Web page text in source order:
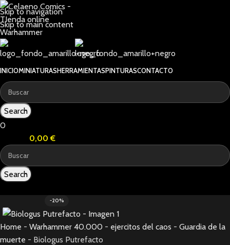
Skip to navigation
Skip to main content
INICIOMINIATURASHERRAMIENTASPINTURASCONTACTO
Search
0
0,00€
Search
-20%
Home - Warhammer 40.000 - ejercitos del caos - Guardia de la
muerte - Biologus Putrefacto